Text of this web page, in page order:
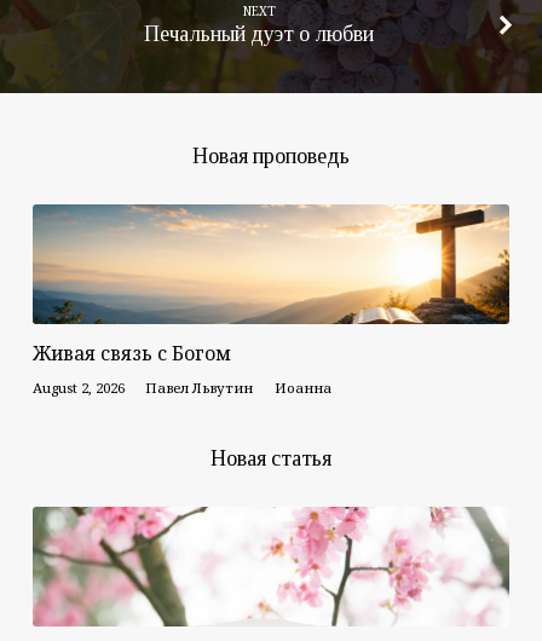
NEXT
Печальный дуэт о любви
Новая проповедь
Живая связь с Богом
August 2, 2026 Павел Львутин Иоанна
Новая статья